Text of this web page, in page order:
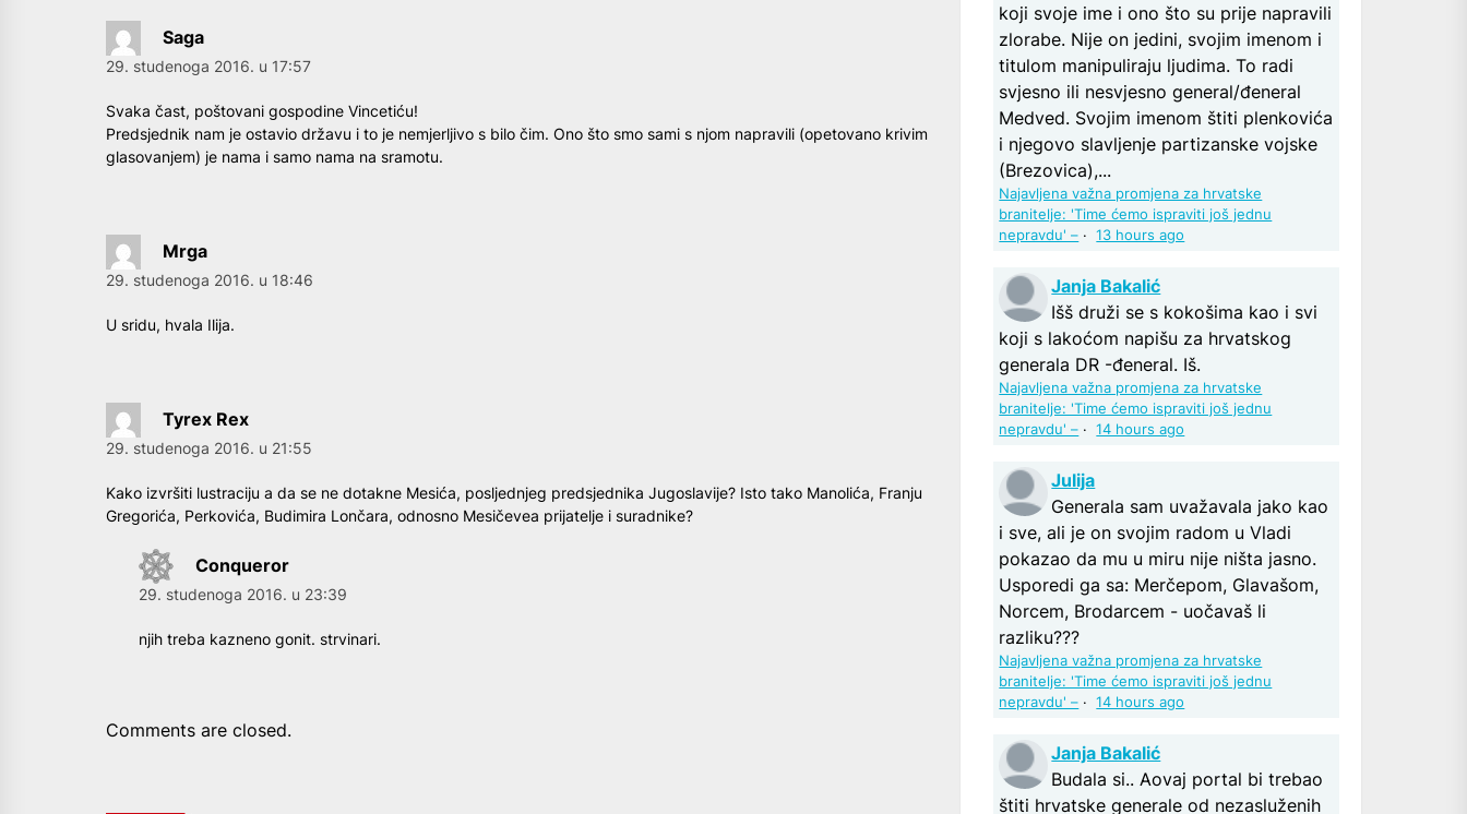
Saga
29. studenoga 2016. u 17:57
Svaka čast, poštovani gospodine Vincetiću!
Predsjednik nam je ostavio državu i to je nemjerljivo s bilo čim. Ono što smo sami s njom napravili (opetovano krivim
glasovanjem) je nama i samo nama na sramotu.
Mrga
29. studenoga 2016. u 18:46
U sridu, hvala Ilija.
Tyrex Rex
29. studenoga 2016. u 21:55
Kako izvršiti lustraciju a da se ne dotakne Mesića, posljednjeg predsjednika Jugoslavije? Isto tako Manolića, Franju
Gregorića, Perkovića, Budimira Lončara, odnosno Mesičevea prijatelje i suradnike?
Conqueror
29. studenoga 2016. u 23:39
njih treba kazneno gonit. strvinari.
Comments are closed.
koji svoje ime i ono što su prije napravili
zlorabe. Nije on jedini, svojim imenom i
titulom manipuliraju ljudima. To radi
svjesno ili nesvjesno general/đeneral
Medved. Svojim imenom štiti plenkovića
i njegovo slavljenje partizanske vojske
(Brezovica),...
Najavljena važna promjena za hrvatske
branitelje: 'Time ćemo ispraviti još jednu
nepravdu' – ·13 hours ago
Janja Bakalić
Išš druži se s kokošima kao i svi
koji s lakoćom napišu za hrvatskog
generala DR -đeneral. Iš.
Najavljena važna promjena za hrvatske
branitelje: 'Time ćemo ispraviti još jednu
nepravdu' – ·14 hours ago
Julija
Generala sam uvažavala jako kao
i sve, ali je on svojim radom u Vladi
pokazao da mu u miru nije ništa jasno.
Usporedi ga sa: Merčepom, Glavašom,
Norcem, Brodarcem - uočavaš li
razliku???
Najavljena važna promjena za hrvatske
branitelje: 'Time ćemo ispraviti još jednu
nepravdu' – ·14 hours ago
Janja Bakalić
Budala si.. Aovaj portal bi trebao
štiti hrvatske generale od nezasluženih